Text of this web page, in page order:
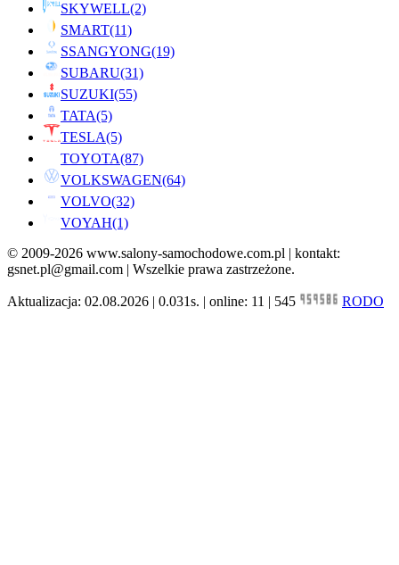
SKYWELL(2)
SMART(11)
SSANGYONG(19)
SUBARU(31)
SUZUKI(55)
TATA(5)
TESLA(5)
TOYOTA(87)
VOLKSWAGEN(64)
VOLVO(32)
VOYAH(1)
© 2009-2026 www.salony-samochodowe.com.pl | kontakt:
gsnet.pl@gmail.com | Wszelkie prawa zastrzeżone.
Aktualizacja: 02.08.2026 | 0.031s. | online: 11 | 545 RODO